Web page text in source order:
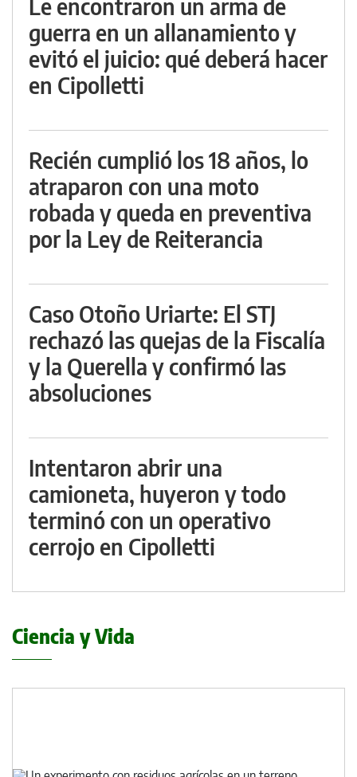
Le encontraron un arma de
guerra en un allanamiento y
evitó el juicio: qué deberá hacer
en Cipolletti
Recién cumplió los 18 años, lo
atraparon con una moto
robada y queda en preventiva
por la Ley de Reiterancia
Caso Otoño Uriarte: El STJ
rechazó las quejas de la Fiscalía
y la Querella y confirmó las
absoluciones
Intentaron abrir una
camioneta, huyeron y todo
terminó con un operativo
cerrojo en Cipolletti
Ciencia y Vida